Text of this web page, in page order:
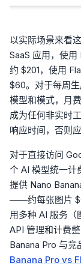
以实际场景来看
SaaS 应用，使
约 $201，使用
$60。对于每周
模型和模式，月
成为任何非实时
响应时间，否则
对于直接访问
个 AI 模型统一计
提供 Nano
——约每张图片
用多种 AI 服务（
API 管理和计费
Banana Pro 与竞
Banana Pro vs